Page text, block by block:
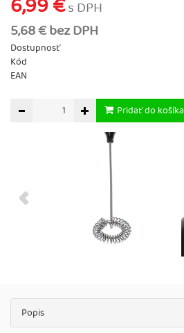
6,99 €s DPH
5,68 € bez DPH
Dostupnosť
Kód
EAN
Pridať do košíka
Popis